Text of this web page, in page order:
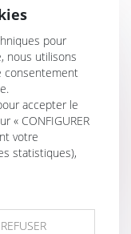
et dérogations
contrats à distance
avis de la CJUE
consommateur :
pour
nous utilisons
consentement
accepter le
« CONFIGURER
votre
statistiques),
REFUSER